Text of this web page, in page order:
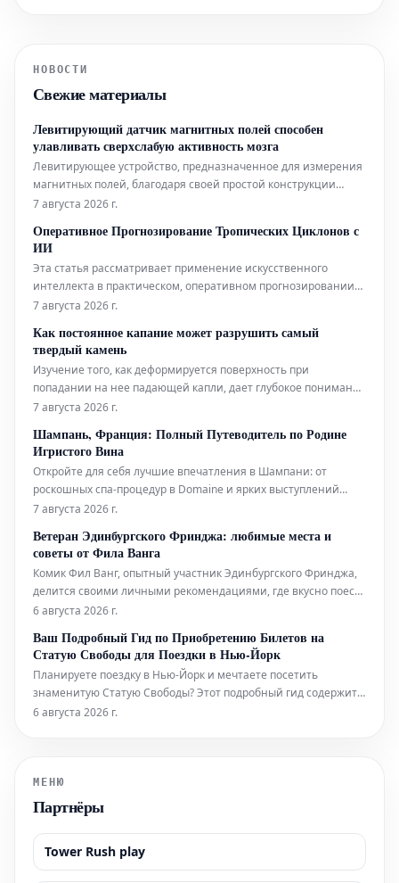
НОВОСТИ
Свежие материалы
Левитирующий датчик магнитных полей способен
улавливать сверхслабую активность мозга
Левитирующее устройство, предназначенное для измерения
магнитных полей, благодаря своей простой конструкции
может составить конкуренцию гораздо более сложным
Помимо этого, новый датчик открывает интригующие
перспективы для применения в таких
7 августа 2026 г.
Оперативное Прогнозирование Тропических Циклонов с
ИИ
Эта статья рассматривает применение искусственного
интеллекта в практическом, оперативном прогнозировании
тропических циклонов. Технологии ИИ используются для
суровых погодных явлений.
7 августа 2026 г.
Как постоянное капание может разрушить самый
твердый камень
Изучение того, как деформируется поверхность при
попадании на нее падающей капли, дает глубокое понимание
эрозионной мощи воды.
7 августа 2026 г.
Шампань, Франция: Полный Путеводитель по Родине
Игристого Вина
Откройте для себя лучшие впечатления в Шампани: от
роскошных спа-процедур в Domaine и ярких выступлений
живого хип-хопа до уникальных дегустаций на речных судах.
остановиться в этом легендарном регионе.
7 августа 2026 г.
Ветеран Эдинбургского Фринджа: любимые места и
советы от Фила Ванга
Комик Фил Ванг, опытный участник Эдинбургского Фринджа,
делится своими личными рекомендациями, где вкусно поесть
и выпить во время фестиваля в этом году. Он также указывает
забронировать.
6 августа 2026 г.
Ваш Подробный Гид по Приобретению Билетов на
Статую Свободы для Поездки в Нью-Йорк
Планируете поездку в Нью-Йорк и мечтаете посетить
знаменитую Статую Свободы? Этот подробный гид содержит
всю необходимую информацию, которая поможет вам легко
6 августа 2026 г.
МЕНЮ
Партнёры
Tower Rush play